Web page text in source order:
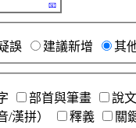
誤
建議新增 其
部首與筆畫 說
/漢拼）
釋義 關